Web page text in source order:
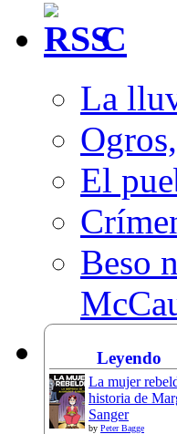
C
La
El
Beso
Leyendo
La mujer
historia de
Sanger
by Peter Bagge